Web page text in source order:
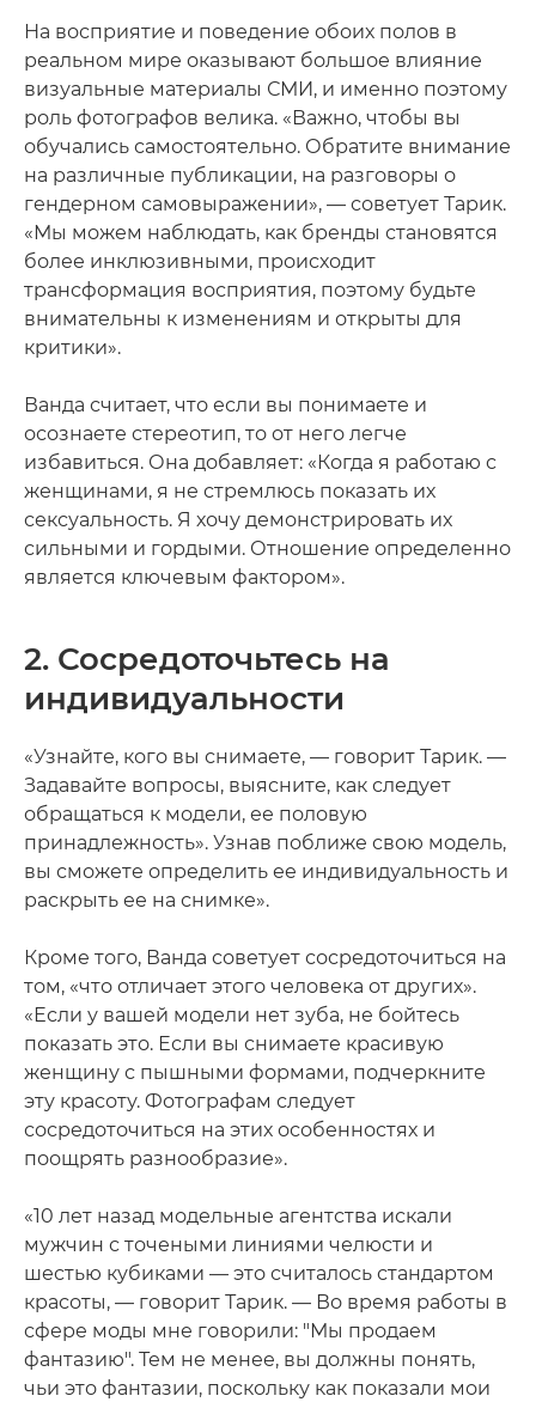
На восприятие и поведение обоих полов в
реальном мире оказывают большое влияние
визуальные материалы СМИ, и именно поэтому
роль фотографов велика. «Важно, чтобы вы
обучались самостоятельно. Обратите внимание
на различные публикации, на разговоры о
гендерном самовыражении», — советует Тарик.
«Мы можем наблюдать, как бренды становятся
более инклюзивными, происходит
трансформация восприятия, поэтому будьте
внимательны к изменениям и открыты для
критики».
Ванда считает, что если вы понимаете и
осознаете стереотип, то от него легче
избавиться. Она добавляет: «Когда я работаю с
женщинами, я не стремлюсь показать их
сексуальность. Я хочу демонстрировать их
сильными и гордыми. Отношение определенно
является ключевым фактором».
2. Сосредоточьтесь на
индивидуальности
«Узнайте, кого вы снимаете, — говорит Тарик. —
Задавайте вопросы, выясните, как следует
обращаться к модели, ее половую
принадлежность». Узнав поближе свою модель,
вы сможете определить ее индивидуальность и
раскрыть ее на снимке».
Кроме того, Ванда советует сосредоточиться на
том, «что отличает этого человека от других».
«Если у вашей модели нет зуба, не бойтесь
показать это. Если вы снимаете красивую
женщину с пышными формами, подчеркните
эту красоту. Фотографам следует
сосредоточиться на этих особенностях и
поощрять разнообразие».
«10 лет назад модельные агентства искали
мужчин с точеными линиями челюсти и
шестью кубиками — это считалось стандартом
красоты, — говорит Тарик. — Во время работы в
сфере моды мне говорили: "Мы продаем
фантазию". Тем не менее, вы должны понять,
чьи это фантазии, поскольку как показали мои